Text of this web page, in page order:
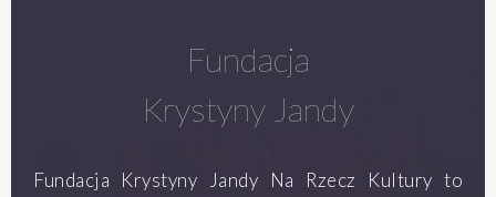
Fundacja
Krystyny Jandy
Fundacja Krystyny Jandy Na Rzecz Kultury to